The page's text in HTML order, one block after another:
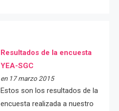
Resultados de la encuesta
YEA-SGC
en 17 marzo 2015
Estos son los resultados de la
encuesta realizada a nuestro